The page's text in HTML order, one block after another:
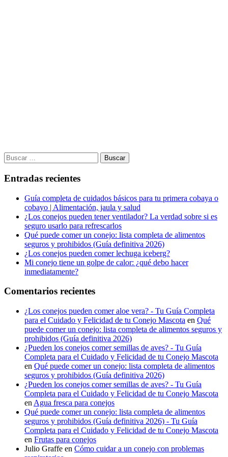
Buscar:
Entradas recientes
Guía completa de cuidados básicos para tu primera cobaya o
cobayo | Alimentación, jaula y salud
¿Los conejos pueden tener ventilador? La verdad sobre si es
seguro usarlo para refrescarlos
Qué puede comer un conejo: lista completa de alimentos
seguros y prohibidos (Guía definitiva 2026)
¿Los conejos pueden comer lechuga iceberg?
Mi conejo tiene un golpe de calor: ¿qué debo hacer
inmediatamente?
Comentarios recientes
¿Los conejos pueden comer aloe vera? - Tu Guía Completa
para el Cuidado y Felicidad de tu Conejo Mascota en Qué
puede comer un conejo: lista completa de alimentos seguros y
prohibidos (Guía definitiva 2026)
¿Pueden los conejos comer semillas de aves? - Tu Guía
Completa para el Cuidado y Felicidad de tu Conejo Mascota
en Qué puede comer un conejo: lista completa de alimentos
seguros y prohibidos (Guía definitiva 2026)
¿Pueden los conejos comer semillas de aves? - Tu Guía
Completa para el Cuidado y Felicidad de tu Conejo Mascota
en Agua fresca para conejos
Qué puede comer un conejo: lista completa de alimentos
seguros y prohibidos (Guía definitiva 2026) - Tu Guía
Completa para el Cuidado y Felicidad de tu Conejo Mascota
en Frutas para conejos
Julio Graffe en Cómo cuidar a un conejo con problemas